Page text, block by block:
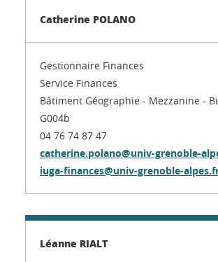
Catherine POLANO
Gestionnaire Finances
Service Finances
Bâtiment Géographie - Mezzanine -
G004b
04 76 74 87 47
catherine.polano@univ-grenoble-
iuga-finances@univ-grenoble-
Léanne RIALT